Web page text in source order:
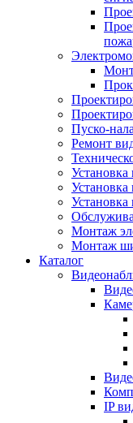
Пуско-
Ремонт
Монтаж
Монтаж
Каталог
IP